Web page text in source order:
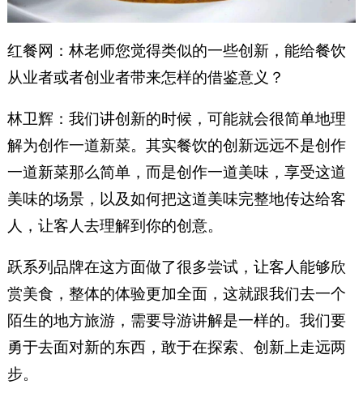
红餐网：林老师您觉得类似的一些创新，能给餐饮
从业者或者创业者带来怎样的借鉴意义？
林卫辉：我们讲创新的时候，可能就会很简单地理
解为创作一道新菜。其实餐饮的创新远远不是创作
一道新菜那么简单，而是创作一道美味，享受这道
美味的场景，以及如何把这道美味完整地传达给客
人，让客人去理解到你的创意。
跃系列品牌在这方面做了很多尝试，让客人能够欣
赏美食，整体的体验更加全面，这就跟我们去一个
陌生的地方旅游，需要导游讲解是一样的。我们要
勇于去面对新的东西，敢于在探索、创新上走远两
步。